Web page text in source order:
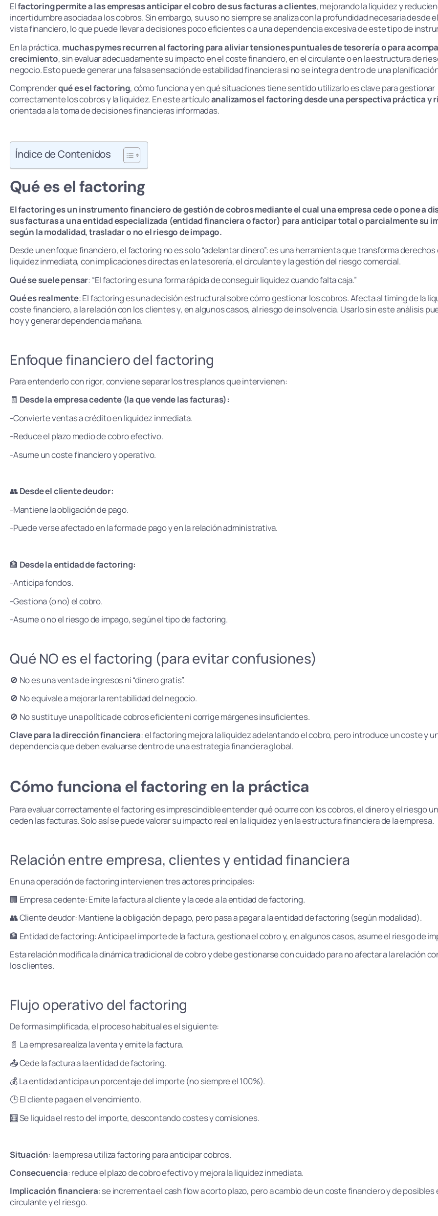
Elfactoring permite a las empresas anticipar el cobro de sus facturas a clientes, mejorando la liquidez y
incertidumbre asociada a los cobros. Sin embargo, su uso no siempre se analiza con la profundidad necesaria desde
vista financiero, lo que puede llevar a decisiones poco eficientes o a una dependencia excesiva de este tipo de
En la práctica, muchas pymes recurren al factoring para aliviar tensiones puntuales de tesorería o para
crecimiento, sin evaluar adecuadamente su impacto en el coste financiero, en el circulante o en la estructura de
negocio. Esto puede generar una falsa sensación de estabilidad financiera si no se integra dentro de una
Comprenderqué es el factoring, cómo funciona y en qué situaciones tiene sentido utilizarlo es clave para gestionar
correctamente los cobros y la liquidez. En este artículoanalizamos el factoring desde una perspectiva práctica y
orientada a la toma de decisiones financieras informadas.
Índice de Contenidos
Qué es el factoring
El factoring es un instrumento financiero de gestión de cobros mediante el cual una empresa cede o pone a
sus facturas a una entidad especializada (entidad financiera o factor) para anticipar total o parcialmente su
según la modalidad, trasladar o no el riesgo de impago.
Desde un enfoque financiero, el factoring no es solo “adelantar dinero”: es una herramienta que transforma
liquidez inmediata, con implicaciones directas en la tesorería, el circulante y la gestión del riesgo comercial.
Qué se suele pensar: “El factoring es una forma rápida de conseguir liquidez cuando falta caja.”
Qué es realmente: El factoring es una decisión estructural sobre cómo gestionar los cobros. Afecta al timing de la
coste financiero, a la relación con los clientes y, en algunos casos, al riesgo de insolvencia. Usarlo sin este análisis
hoy y generar dependencia mañana.
Enfoque financiero del factoring
Para entenderlo con rigor, conviene separar los tres planos que intervienen:
🧾 Desde la empresa cedente (la que vende las facturas):
-Convierte ventas a crédito en liquidez inmediata.
-Reduce el plazo medio de cobro efectivo.
-Asume un coste financiero y operativo.
👥 Desde el cliente deudor:
-Mantiene la obligación de pago.
-Puede verse afectado en la forma de pago y en la relación administrativa.
🏦 Desde la entidad de factoring:
-Anticipa fondos.
-Gestiona (o no) el cobro.
-Asume o no el riesgo de impago, según el tipo de factoring.
Qué NO es el factoring (para evitar confusiones)
🚫 No es una venta de ingresos ni “dinero gratis”.
🚫 No equivale a mejorar la rentabilidad del negocio.
🚫 No sustituye una política de cobros eficiente ni corrige márgenes insuficientes.
Clave para la dirección financiera: el factoring mejora la liquidez adelantando el cobro, pero introduce un coste y
dependencia que deben evaluarse dentro de una estrategia financiera global.
Cómo funciona el factoring en la práctica
Para evaluar correctamente el factoring es imprescindible entender qué ocurre con los cobros, el dinero y el riesgo
ceden las facturas. Solo así se puede valorar su impacto real en la liquidez y en la estructura financiera de la empresa.
Relación entre empresa, clientes y entidad financiera
En una operación de factoring intervienen tres actores principales:
🏢 Empresa cedente: Emite la factura al cliente y la cede a la entidad de factoring.
👥 Cliente deudor: Mantiene la obligación de pago, pero pasa a pagar a la entidad de factoring (según modalidad).
🏦 Entidad de factoring: Anticipa el importe de la factura, gestiona el cobro y, en algunos casos, asume el riesgo de
Esta relación modifica la dinámica tradicional de cobro y debe gestionarse con cuidado para no afectar a la relación
los clientes.
Flujo operativo del factoring
De forma simplificada, el proceso habitual es el siguiente:
📄 La empresa realiza la venta y emite la factura.
📤 Cede la factura a la entidad de factoring.
💰 La entidad anticipa un porcentaje del importe (no siempre el 100%).
🕒 El cliente paga en el vencimiento.
🧮 Se liquida el resto del importe, descontando costes y comisiones.
Situación: la empresa utiliza factoring para anticipar cobros.
Consecuencia: reduce el plazo de cobro efectivo y mejora la liquidez inmediata.
Implicación financiera: se incrementa el cash flow a corto plazo, pero a cambio de un coste financiero y de
circulante y el riesgo.